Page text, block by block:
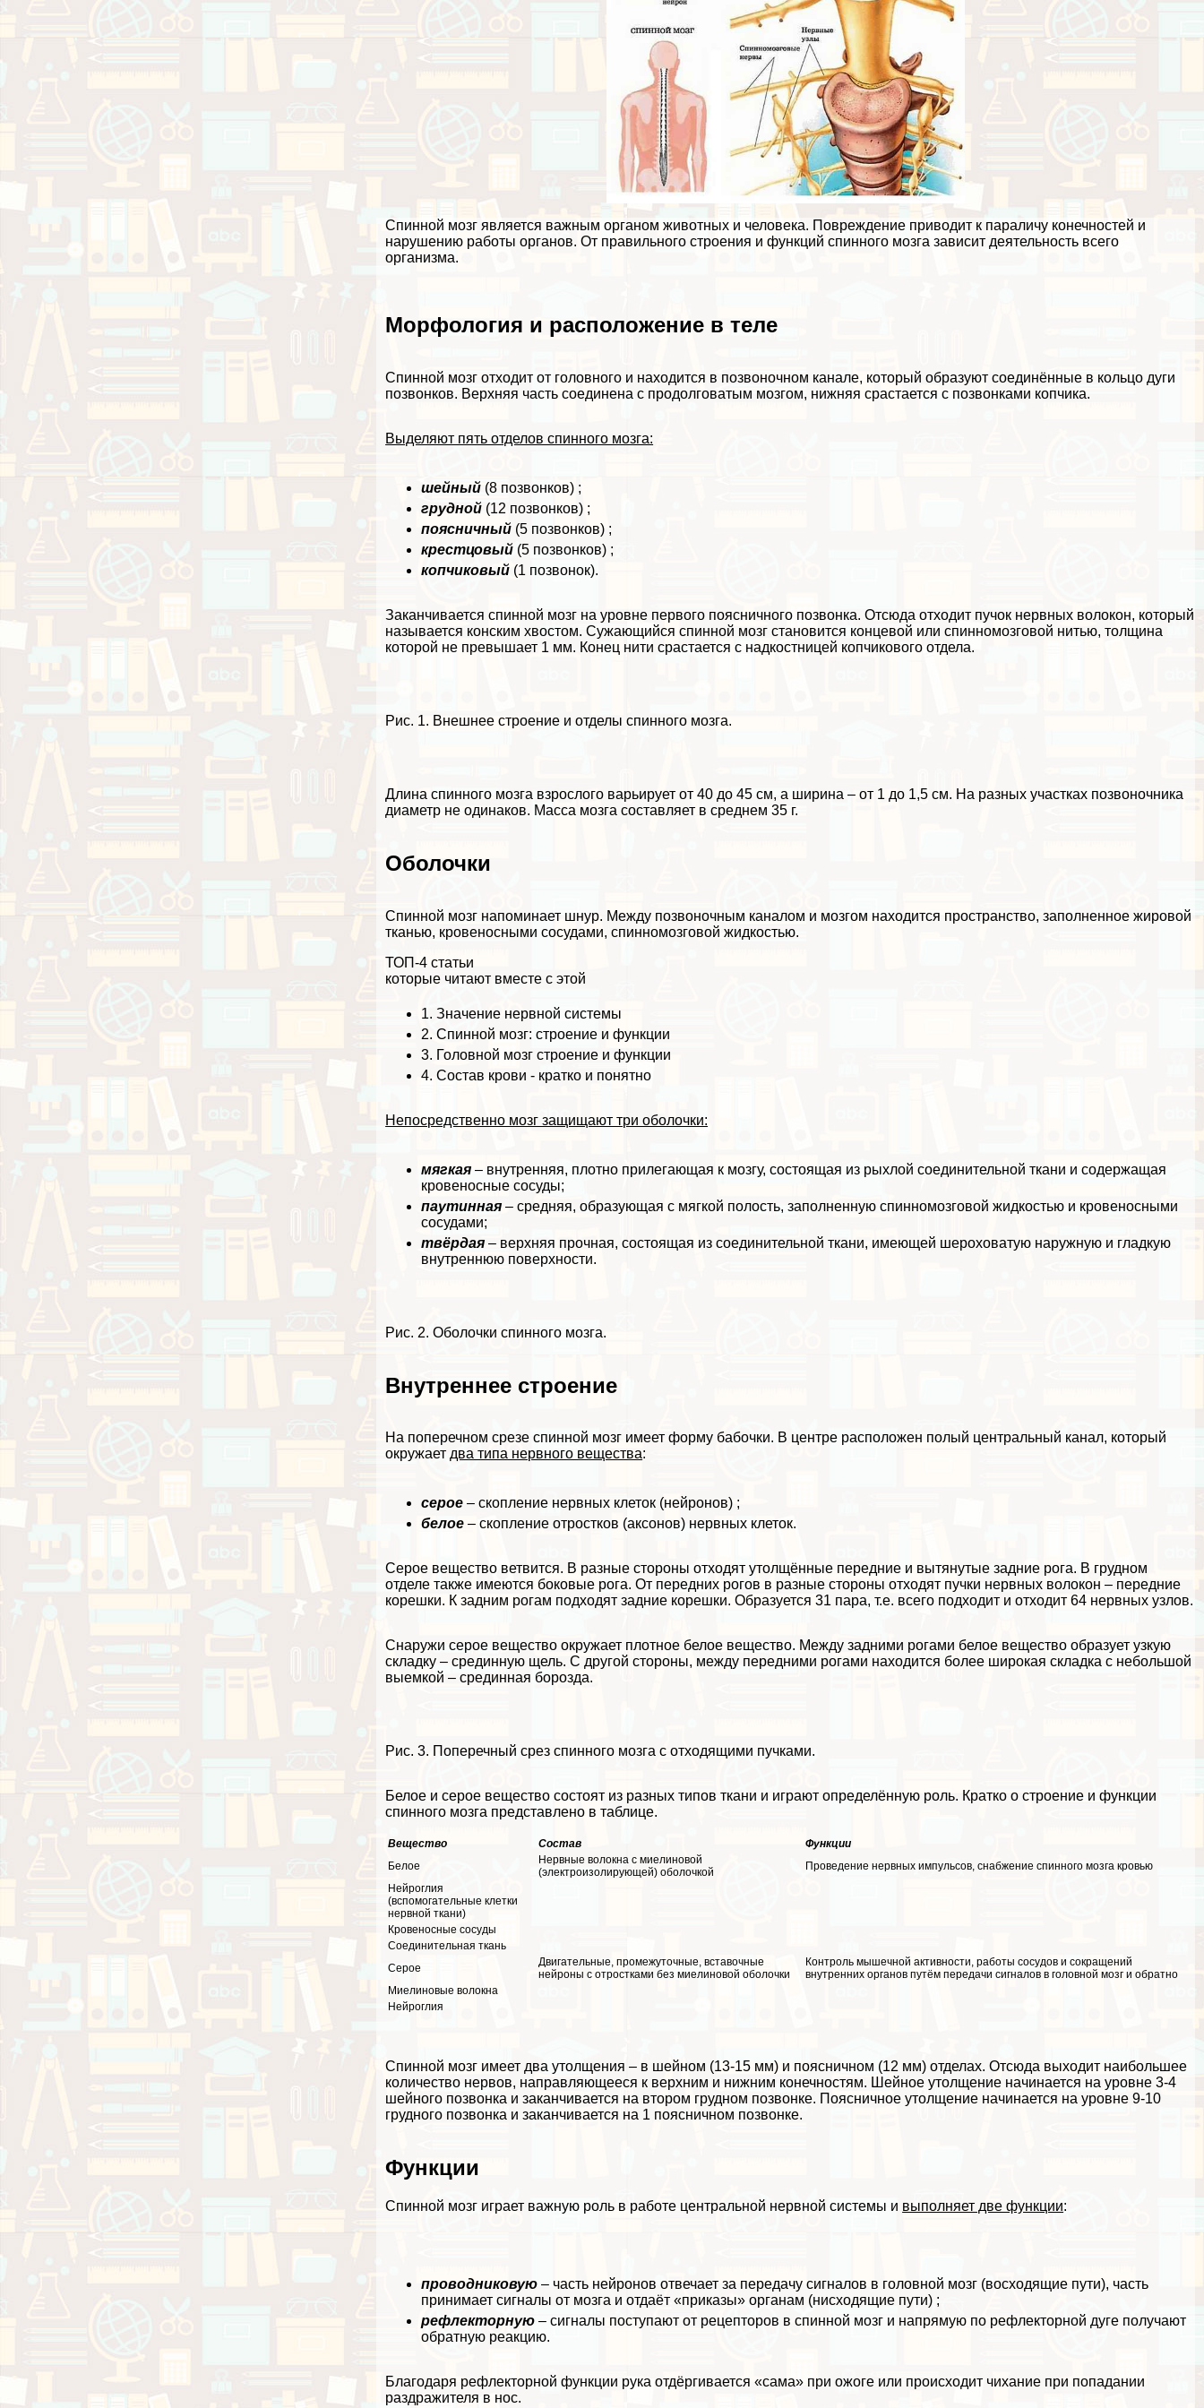
Спинной мозг является важным органом животных и человека. Повреждение приводит к параличу конечностей и
нарушению работы органов. От правильного строения и функций спинного мозга зависит деятельность всего
организма.
Морфология и расположение в теле
Спинной мозг отходит от головного и находится в позвоночном канале, который образуют соединённые в кольцо дуги
позвонков. Верхняя часть соединена с продолговатым мозгом, нижняя срастается с позвонками копчика.
Выделяют пять отделов спинного мозга:
шейный (8 позвонков) ;
грудной (12 позвонков) ;
поясничный (5 позвонков) ;
крестцовый (5 позвонков) ;
копчиковый (1 позвонок).
Заканчивается спинной мозг на уровне первого поясничного позвонка. Отсюда отходит пучок нервных волокон, который
называется конским хвостом. Сужающийся спинной мозг становится концевой или спинномозговой нитью, толщина
которой не превышает 1 мм. Конец нити срастается с надкостницей копчикового отдела.
Рис. 1. Внешнее строение и отделы спинного мозга.
Длина спинного мозга взрослого варьирует от 40 до 45 см, а ширина – от 1 до 1,5 см. На разных участках позвоночника
диаметр не одинаков. Масса мозга составляет в среднем 35 г.
Оболочки
Спинной мозг напоминает шнур. Между позвоночным каналом и мозгом находится прострaнcтво, заполненное жировой
тканью, кровеносными сосудами, спинномозговой жидкостью.
ТОП-4 статьи
которые читают вместе с этой
1. Значение нервной системы
2. Спинной мозг: строение и функции
3. Головной мозг строение и функции
4. Состав крови - кратко и понятно
Непосредственно мозг защищают три оболочки:
мягкая– внутренняя, плотно прилегающая к мозгу, состоящая из рыхлой соединительной ткани и содержащая
кровеносные сосуды;
паутинная– средняя, образующая с мягкой полость, заполненную спинномозговой жидкостью и кровеносными
сосудами;
твёрдая– верхняя прочная, состоящая из соединительной ткани, имеющей шероховатую наружную и гладкую
внутреннюю поверхности.
Рис. 2. Оболочки спинного мозга.
Внутреннее строение
На поперечном срезе спинной мозг имеет форму бабочки. В центре расположен полый центральный канал, который
окружаетдва типа нервного вещества:
серое– скопление нервных клеток (нейронов) ;
белое– скопление отростков (аксонов) нервных клеток.
Серое вещество ветвится. В разные стороны отходят утолщённые передние и вытянутые задние рога. В грудном
отделе также имеются боковые рога. От передних рогов в разные стороны отходят пучки нервных волокон – передние
корешки. К задним рогам подходят задние корешки. Образуется 31 пара, т.е. всего подходит и отходит 64 нервных узлов.
Снаружи серое вещество окружает плотное белое вещество. Между задними рогами белое вещество образует узкую
складку – срединную щель. С другой стороны, между передними рогами находится более широкая складка с небольшой
выемкой – срединная борозда.
Рис. 3. Поперечный срез спинного мозга с отходящими пучками.
Белое и серое вещество состоят из разных типов ткани и играют определённую роль. Кратко о строение и функции
спинного мозга представлено в таблице.
Вещество Состав
Функции
Белое
Нервные волокна с миелиновой
(электроизолирующей) оболочкой
Проведение нервных импульсов, снабжение спинного мозга кровью
Нейроглия
(вспомогательные клетки
нервной ткани)
Кровеносные сосуды
Соединительная ткань
Серое
Двигательные, промежуточные, вставочные
нейроны с отростками без миелиновой оболочки
Контроль мышечной активности, работы сосудов и сокращений
внутренних органов путём передачи сигналов в головной мозг и обратно
Миелиновые волокна
Нейроглия
Спинной мозг имеет два утолщения – в шейном (13-15 мм) и поясничном (12 мм) отделах. Отсюда выходит наибольшее
количество нервов, направляющееся к верхним и нижним конечностям. Шейное утолщение начинается на уровне 3-4
шейного позвонка и заканчивается на втором грудном позвонке. Поясничное утолщение начинается на уровне 9-10
грудного позвонка и заканчивается на 1 поясничном позвонке.
Функции
Спинной мозг играет важную роль в работе центральной нервной системы и выполняет две функции:
проводниковую– часть нейронов отвечает за передачу сигналов в головной мозг (восходящие пути), часть
принимает сигналы от мозга и отдаёт «приказы» органам (нисходящие пути) ;
рефлекторную– сигналы поступают от рецепторов в спинной мозг и напрямую по рефлекторной дуге получают
обратную реакцию.
Благодаря рефлекторной функции рука отдёргивается «сама» при ожоге или происходит чихание при попадании
раздражителя в нос.